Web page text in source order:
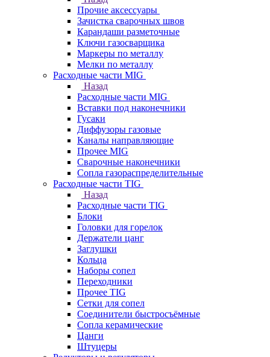
Прочие аксессуары
Зачистка сварочных швов
Карандаши разметочные
Ключи газосварщика
Маркеры по металлу
Мелки по металлу
Расходные части MIG
Назад
Расходные части MIG
Вставки под наконечники
Гусаки
Диффузоры газовые
Каналы направляющие
Прочее MIG
Сварочные наконечники
Сопла газораспределительные
Расходные части TIG
Назад
Расходные части TIG
Блоки
Головки для горелок
Держатели цанг
Заглушки
Кольца
Наборы сопел
Переходники
Прочее TIG
Сетки для сопел
Соединители быстросъёмные
Сопла керамические
Цанги
Штуцеры